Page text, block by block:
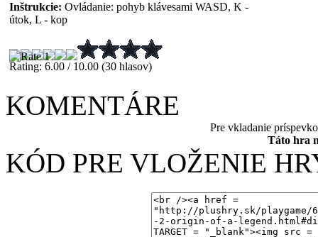
Inštrukcie: Ovládanie: pohyb klávesami WASD, K -
útok, L - kop
Rating: 6.00 / 10.00 (30 hlasov)
KOMENTÁRE
Pre vkladanie
Táto hra
KÓD PRE VLOŽENIE